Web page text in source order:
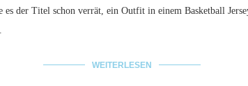
es der Titel schon verrät, ein Outfit in einem Basketball
WEITERLESEN